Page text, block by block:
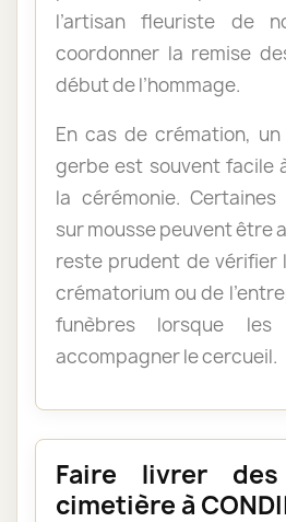
l’artisan fleuriste de
coordonner la remise
début de l’hommage.
En cas de crémation,
gerbe est souvent facile
la cérémonie.
sur mousse peuvent être
reste prudent de vérifier
crématorium ou de
funèbres lorsque
accompagner le cercueil.
Faire livrer
cimetière à